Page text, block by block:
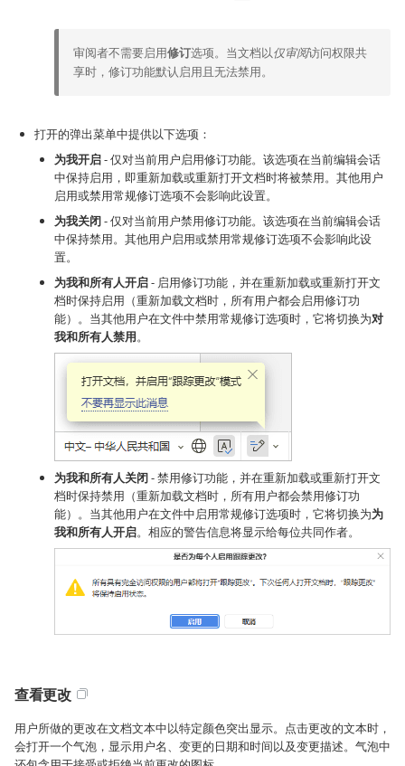
审阅者不需要启用修订选项。当文档以仅审阅访问权限共
享时，修订功能默认启用且无法禁用。
打开的弹出菜单中提供以下选项：
为我开启- 仅对当前用户启用修订功能。该选项在当前编辑会话
中保持启用，即重新加载或重新打开文档时将被禁用。其他用户
启用或禁用常规修订选项不会影响此设置。
为我关闭- 仅对当前用户禁用修订功能。该选项在当前编辑会话
中保持禁用。其他用户启用或禁用常规修订选项不会影响此设
置。
为我和所有人开启- 启用修订功能，并在重新加载或重新打开文
档时保持启用（重新加载文档时，所有用户都会启用修订功
能）。当其他用户在文件中禁用常规修订选项时，它将切换为对
我和所有人禁用。
为我和所有人关闭- 禁用修订功能，并在重新加载或重新打开文
档时保持禁用（重新加载文档时，所有用户都会禁用修订功
能）。当其他用户在文件中启用常规修订选项时，它将切换为为
我和所有人开启。相应的警告信息将显示给每位共同作者。
查看更改
用户所做的更改在文档文本中以特定颜色突出显示。点击更改的文本时，
会打开一个气泡，显示用户名、变更的日期和时间以及变更描述。气泡中